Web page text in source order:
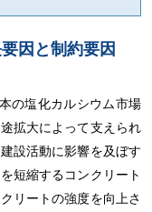
因と制約要因
の塩化カルシウム市場
拡大によって支えられ
設活動に影響を及ぼす
短縮するコンクリート
リートの強度を向上さ